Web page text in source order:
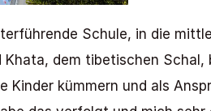
Schule, in die
dem tibetischen
Kinder kümmern und als